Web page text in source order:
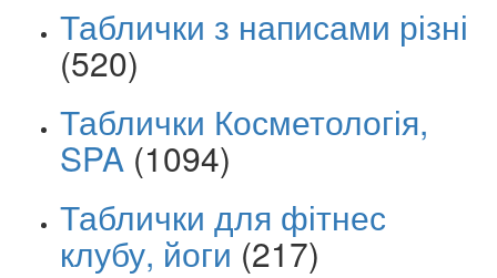
Таблички з написами різні
(520)
Таблички Косметологія,
SPA (1094)
Таблички для фітнес
клубу, йоги (217)